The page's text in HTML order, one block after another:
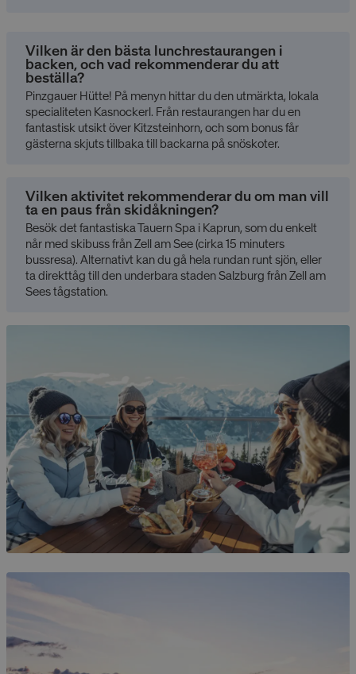
Vilken är den bästa lunchrestaurangen i
backen, och vad rekommenderar du att
beställa?
Pinzgauer Hütte! På menyn hittar du den utmärkta, lokala
specialiteten Kasnockerl. Från restaurangen har du en
fantastisk utsikt över Kitzsteinhorn, och som bonus får
gästerna skjuts tillbaka till backarna på snöskoter.
Vilken aktivitet rekommenderar du om man vill
ta en paus från skidåkningen?
Besök det fantastiska Tauern Spa i Kaprun, som du enkelt
når med skibuss från Zell am See (cirka 15 minuters
bussresa). Alternativt kan du gå hela rundan runt sjön, eller
ta direkttåg till den underbara staden Salzburg från Zell am
Sees tågstation.